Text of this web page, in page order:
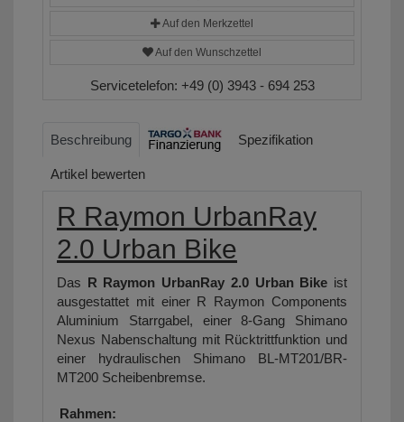
Auf den Merkzettel
Auf den Wunschzettel
Servicetelefon: +49 (0) 3943 - 694 253
Beschreibung Spezifikation
Artikel bewerten
R Raymon UrbanRay
2.0 Urban Bike
Das R Raymon UrbanRay 2.0 Urban Bike ist
ausgestattet mit einer R Raymon Components
Aluminium Starrgabel, einer 8-Gang Shimano
Nexus Nabenschaltung mit Rücktrittfunktion und
einer hydraulischen Shimano BL-MT201/BR-
MT200 Scheibenbremse.
Rahmen: